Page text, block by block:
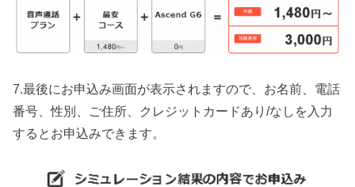
7.最後にお申込み画面が表示されますので、お名前、電話
番号、性別、ご住所、クレジットカードあり/なしを入力
するとお申込みできます。